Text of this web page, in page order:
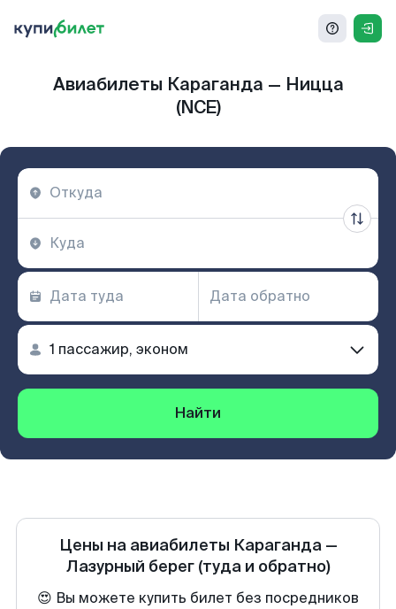
Авиабилеты Караганда — Ницца
(NCE)
Найти
Цены на авиабилеты Караганда—
Лазурный берег (туда и обратно)
😍 Вы можете купить билет без посредников